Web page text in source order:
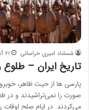
شمشاد امیری خراسانی ۲۱ آبان ۱۳۹۴
تاریخ ایران –
پارسی ها از حیث ظاهر،
صورت را نمی‌تراشیدند و در
می‌کردند. در ایام صلح اوقات